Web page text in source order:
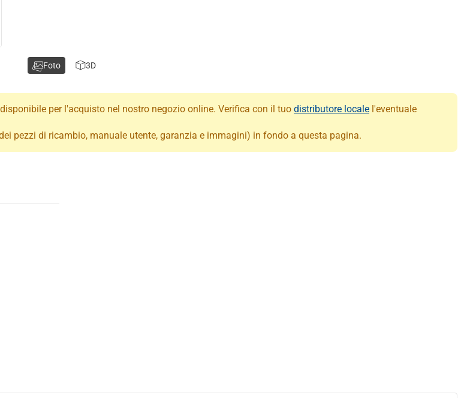
per l'acquisto nel nostro negozio online. Verifica con il tuo distributore locale l'eventuale
pezzi di ricambio, manuale utente, garanzia e immagini) in fondo a questa pagina.
Foto 3D